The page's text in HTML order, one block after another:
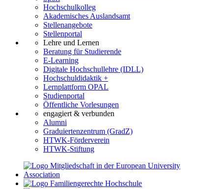
Hochschulkolleg
Akademisches Auslandsamt
Stellenangebote
Stellenportal
Lehre und Lernen
Beratung für Studierende
E-Learning
Digitale Hochschullehre (IDLL)
Hochschuldidaktik +
Lernplattform OPAL
Studienportal
Öffentliche Vorlesungen
engagiert & verbunden
Alumni
Graduiertenzentrum (GradZ)
HTWK-Förderverein
HTWK-Stiftung